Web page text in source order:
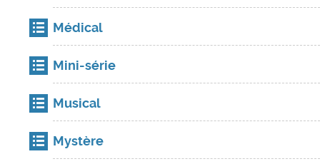
Médical
Mini-série
Musical
Mystère